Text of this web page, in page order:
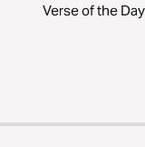
Verse of the Day